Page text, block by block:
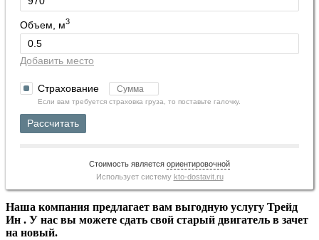
Объем, м3
Добавить место
Страхование
Если вам требуется страховка груза, то поставьте галочку.
Рассчитать
Стоимость является ориентировочной
Использует систему kto-dostavit.ru
Наша компания предлагает вам выгодную услугу Трейд
Ин . У нас вы можете сдать свой старый двигатель в зачет
на новый.